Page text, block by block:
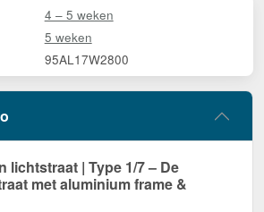
4 – 5 weken
5 weken
95AL17W2800
lichtstraat | Type 1/7 – De
met aluminium frame &